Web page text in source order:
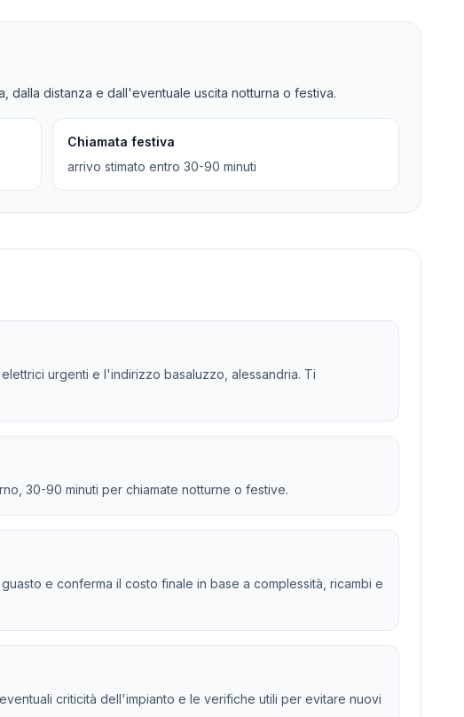
dalla distanza e dall'eventuale uscita notturna o festiva.
Chiamata festiva
arrivo stimato entro 30-90 minuti
urgenti e l'indirizzo basaluzzo, alessandria. Ti
30-90 minuti per chiamate notturne o festive.
e conferma il costo finale in base a complessità, ricambi e
criticità dell'impianto e le verifiche utili per evitare nuovi